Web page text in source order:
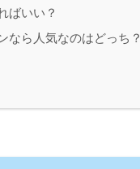
ばいい？
なら人気なのはどっち？